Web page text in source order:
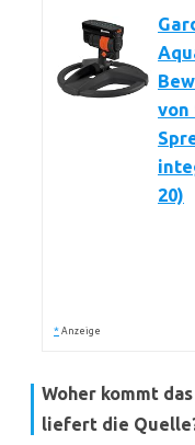
von
20)
* Anzeige
Woher kommt
liefert die